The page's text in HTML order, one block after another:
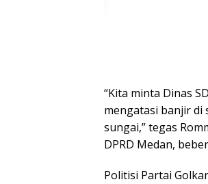
“Kita minta Dinas
mengatasi banjir di
sungai,” tegas
DPRD Medan,
Politisi Partai